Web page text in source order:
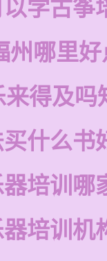
学古筝
州哪里
得及吗
什么书
培训哪
培训机